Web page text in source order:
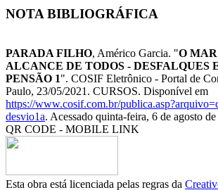
NOTA BIBLIOGRÁFICA
PARADA FILHO, Américo Garcia. "O
ALCANCE DE TODOS - DESFALQUES
PENSÃO 1". COSIF Eletrônico - Portal de
Paulo, 23/05/2021. CURSOS. Disponível em
https://www.cosif.com.br/
desvio1a. Acessado quinta-feira, 6 de agosto
QR CODE - MOBILE LINK
Esta obra está licenciada pelas regras da